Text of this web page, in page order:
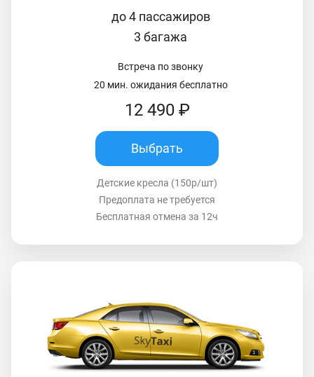
до 4 пассажиров
3 багажа
Встреча по звонку
20 мин. ожидания бесплатно
12 490 ₽
Выбрать
Детские кресла (150р/шт)
Предоплата не требуется
Бесплатная отмена за 12ч